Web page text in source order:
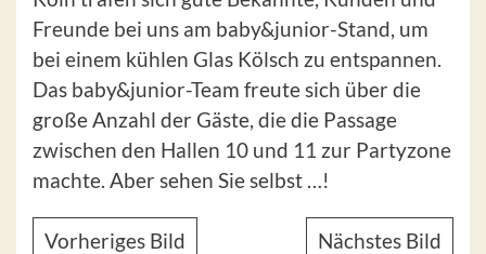
Freunde bei uns am baby&junior-Stand, um
bei einem kühlen Glas Kölsch zu entspannen.
Das baby&junior-Team freute sich über die
große Anzahl der Gäste, die die Passage
zwischen den Hallen 10 und 11 zur Partyzone
machte. Aber sehen Sie selbst …!
Vorheriges Bild Nächstes Bild